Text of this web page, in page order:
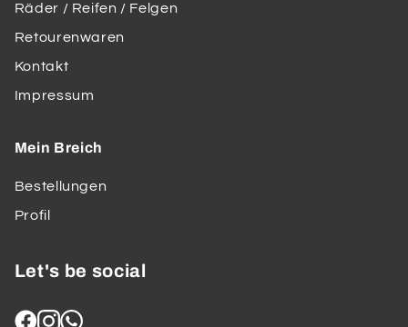
Räder / Reifen / Felgen
Retourenwaren
Kontakt
Impressum
Mein Breich
Bestellungen
Profil
Let's be social